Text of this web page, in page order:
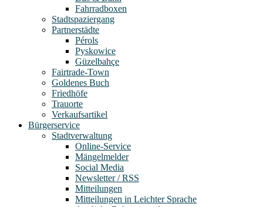
Fahrradboxen
Stadtspaziergang
Partnerstädte
Pérols
Pyskowice
Güzelbahçe
Fairtrade-Town
Goldenes Buch
Friedhöfe
Trauorte
Verkaufsartikel
Bürgerservice
Stadtverwaltung
Online-Service
Mängelmelder
Social Media
Newsletter / RSS
Mitteilungen
Mitteilungen in Leichter Sprache